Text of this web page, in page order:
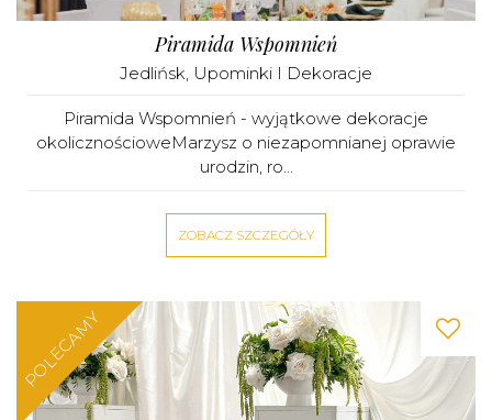
Piramida Wspomnień
Jedlińsk, Upominki I Dekoracje
Piramida Wspomnień - wyjątkowe dekoracje
okolicznościoweMarzysz o niezapomnianej oprawie
urodzin, ro...
ZOBACZ SZCZEGÓŁY
POLECAMY